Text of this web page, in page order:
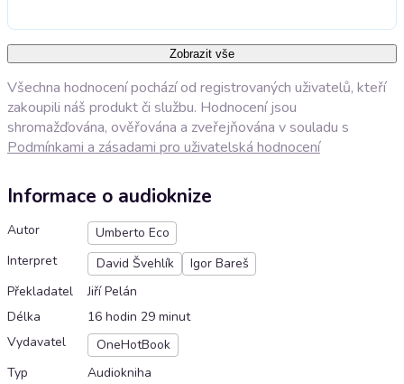
Zobrazit vše
Všechna hodnocení pochází od registrovaných uživatelů, kteří
zakoupili náš produkt či službu. Hodnocení jsou
shromažďována, ověřována a zveřejňována v souladu s
Podmínkami a zásadami pro uživatelská hodnocení
Informace o audioknize
Autor
Umberto Eco
Interpret
David Švehlík
Igor Bareš
Překladatel
Jiří Pelán
Délka
16 hodin 29 minut
Vydavatel
OneHotBook
Typ
Audiokniha